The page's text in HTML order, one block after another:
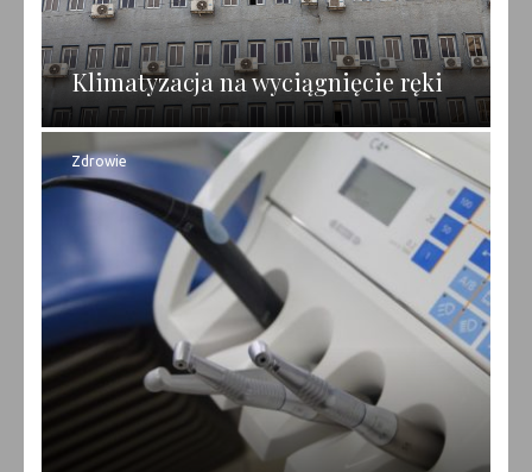
Klimatyzacja na wyciągnięcie ręki
Zdrowie